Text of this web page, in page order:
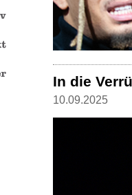
In die
10.09.2025